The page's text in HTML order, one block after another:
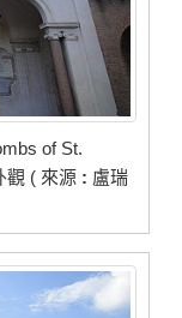
of St.
觀 ( 來源 : 盧瑞